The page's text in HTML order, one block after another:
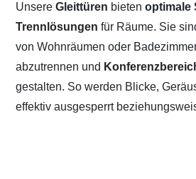
UnsereGleittüren bietenoptimale
Trennlösungen für Räume. Sie
von Wohnräumen oder
abzutrennen und
gestalten. So werden Blicke,
effektiv ausgesperrt